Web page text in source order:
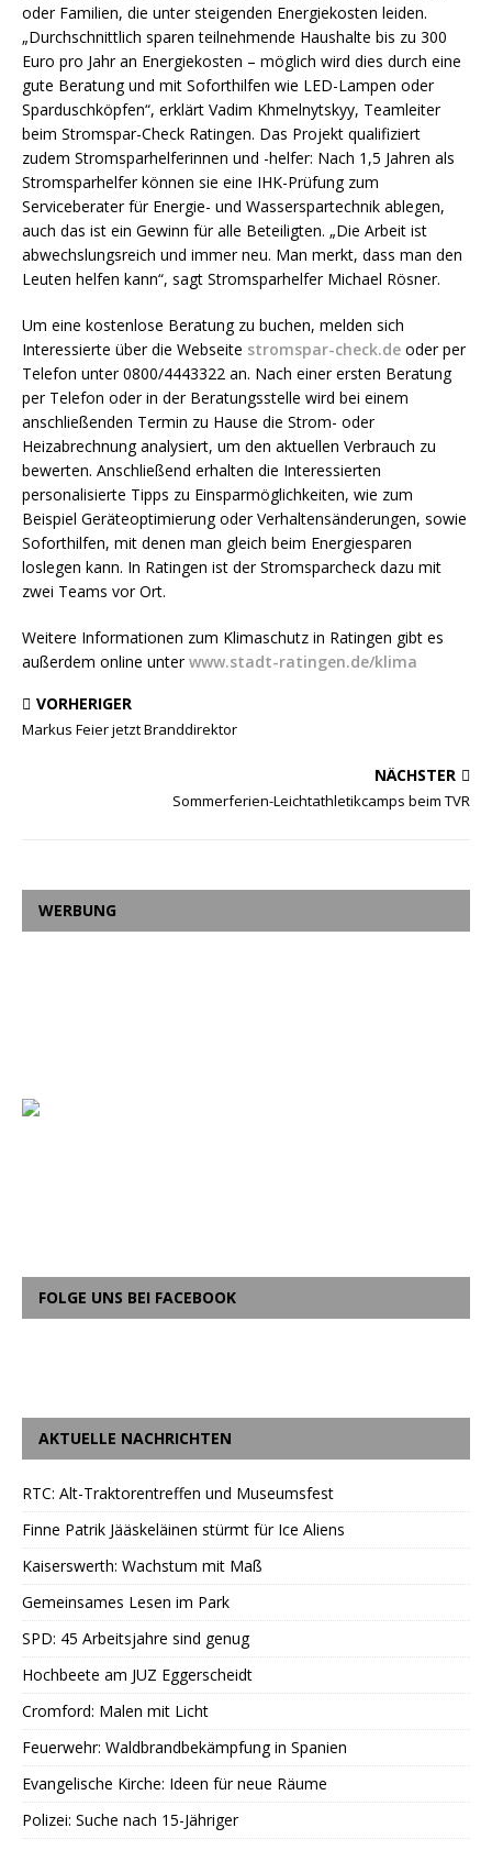
oder Familien, die unter steigenden Energiekosten leiden.
„Durchschnittlich sparen teilnehmende Haushalte bis zu 300
Euro pro Jahr an Energiekosten – möglich wird dies durch eine
gute Beratung und mit Soforthilfen wie LED-Lampen oder
Sparduschköpfen“, erklärt Vadim Khmelnytskyy, Teamleiter
beim Stromspar-Check Ratingen. Das Projekt qualifiziert
zudem Stromsparhelferinnen und -helfer: Nach 1,5 Jahren als
Stromsparhelfer können sie eine IHK-Prüfung zum
Serviceberater für Energie- und Wasserspartechnik ablegen,
auch das ist ein Gewinn für alle Beteiligten. „Die Arbeit ist
abwechslungsreich und immer neu. Man merkt, dass man den
Leuten helfen kann“, sagt Stromsparhelfer Michael Rösner.
Um eine kostenlose Beratung zu buchen, melden sich
Interessierte über die Webseite stromspar-check.de oder per
Telefon unter 0800/4443322 an. Nach einer ersten Beratung
per Telefon oder in der Beratungsstelle wird bei einem
anschließenden Termin zu Hause die Strom- oder
Heizabrechnung analysiert, um den aktuellen Verbrauch zu
bewerten. Anschließend erhalten die Interessierten
personalisierte Tipps zu Einsparmöglichkeiten, wie zum
Beispiel Geräteoptimierung oder Verhaltensänderungen, sowie
Soforthilfen, mit denen man gleich beim Energiesparen
loslegen kann. In Ratingen ist der Stromsparcheck dazu mit
zwei Teams vor Ort.
Weitere Informationen zum Klimaschutz in Ratingen gibt es
außerdem online unterwww.stadt-ratingen.de/klima
VORHERIGER
Markus Feier jetzt Branddirektor
NÄCHSTER
Sommerferien-Leichtathletikcamps beim TVR
WERBUNG
FOLGE UNS BEI FACEBOOK
AKTUELLE NACHRICHTEN
RTC: Alt-Traktorentreffen und Museumsfest
Finne Patrik Jääskeläinen stürmt für Ice Aliens
Kaiserswerth: Wachstum mit Maß
Gemeinsames Lesen im Park
SPD: 45 Arbeitsjahre sind genug
Hochbeete am JUZ Eggerscheidt
Cromford: Malen mit Licht
Feuerwehr: Waldbrandbekämpfung in Spanien
Evangelische Kirche: Ideen für neue Räume
Polizei: Suche nach 15-Jähriger